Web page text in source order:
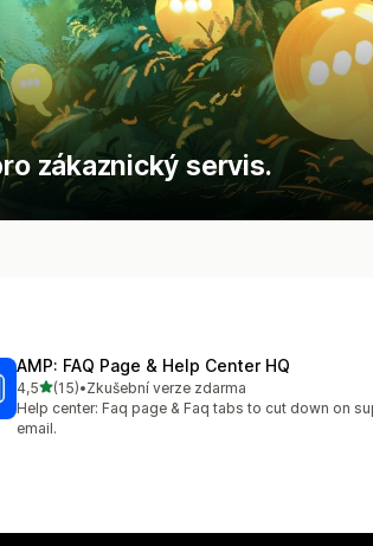
zákaznický servis.
AMP: FAQ Page & Help Center HQ
4,5z 5 hvězd
(15)
Celkový počet recenzí: 15
•Zkušební verze zdarma
Help center: Faq page & Faq tabs to cut down on
email.